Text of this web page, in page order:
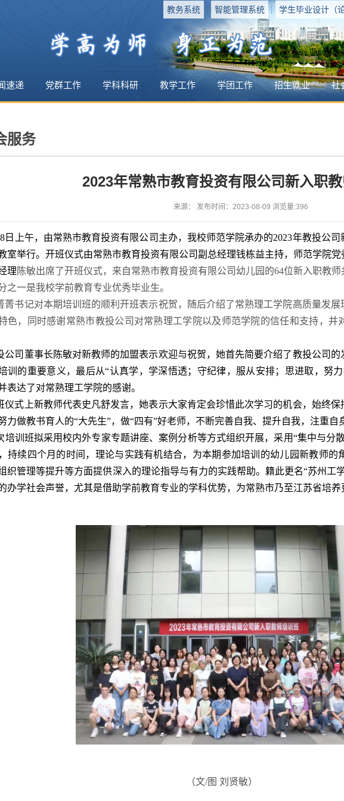
教务系统 智能管理系统 学生毕业设计（论
速递 党群工作 学科科研 教学工作 学团工作 招生就业 社
服务
2023年常熟市教育投资有限公司新入职
来源： 发布时间：2023-08-09 浏览量:396
日上午，由常熟市教育投资有限公司主办，我校师范学院承办的2023年教投公
室举行。开班仪式由常熟市教育投资有限公司副总经理钱栋益主持，师范学院
理 陈敏出席了开班仪式，来自常熟市教育投资有限公司幼儿园的64位新入职教
之一是我校学前教育专业优秀毕业生。
菁书记对本期培训班的顺利开班表示祝贺，随后介绍了常熟理工学院高质量发
色，同时感谢常熟市教投公司对常熟理工学院以及师范学院的信任和支持，并
公司董事长陈敏对新教师的加盟表示欢迎与祝贺，她首先简要介绍了教投公司
训的重要意义，最后从“认真学，学深悟透；守纪律，服从安排；思进取，努
表达了对常熟理工学院的感谢。
仪式上新教师代表史凡舒发言，她表示大家肯定会珍惜此次学习的机会，始终
力做教书育人的“大先生”，做“四有”好老师，不断完善自我、提升自我，注重自
培训班拟采用校内外专家专题讲座、案例分析等方式组织开展，采用“集中与分
持续四个月的时间，理论与实践有机结合，为本期参加培训的幼儿园新教师的
织管理等提升等方面提供深入的理论指导与有力的实践帮助。籍此更名“苏州工
办学社会声誉，尤其是借助学前教育专业的学科优势，为常熟市乃至江苏省培养
（文/图 刘贤敏）